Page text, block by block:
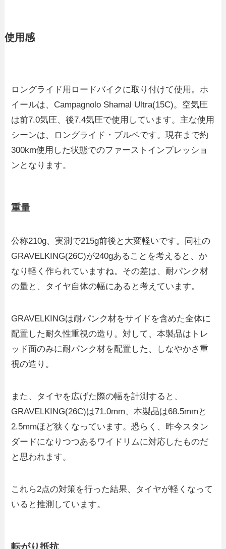
使用感
ロングライド用ロードバイクに取り付けて使用。ホ
イールは、Campagnolo Shamal Ultra(15C)。空気圧
は前7.0気圧、後7.4気圧で使用しています。主な使用
シーンは、ロングライド・ブルベです。現在まで約
300km使用した状態でのファーストインプレッショ
ンとなります。
重量
公称210g、実測で215g前後と大変軽いです。同社の
GRAVELKING(26C)が240gあることを考えると、か
なり軽く作られていますね。その差は、耐パンク材
の量と、タイヤ自体の幅にあると考えています。
GRAVELKINGは耐パンク材をサイドを含めた全体に
配置した耐久性重視の造り。対して、本製品はトレ
ッド面のみに耐パンク材を配置した、しなやかさ重
視の造り。
また、タイヤを広げた際の幅を計測すると、
GRAVELKING(26C)は71.0mm、本製品は68.5mmと
2.5mmほど狭くなっています。恐らく、昨今スタン
ダードになりつつあるワイドリムに対応したものだ
と思われます。
これら2点の対策を行った結果、タイヤが軽くなって
いると推測しています。
転がり抵抗